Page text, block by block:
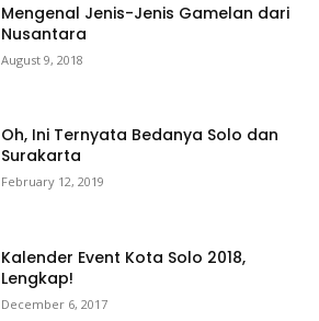
Mengenal Jenis-Jenis Gamelan dari
Nusantara
August 9, 2018
Oh, Ini Ternyata Bedanya Solo dan
Surakarta
February 12, 2019
Kalender Event Kota Solo 2018,
Lengkap!
December 6, 2017